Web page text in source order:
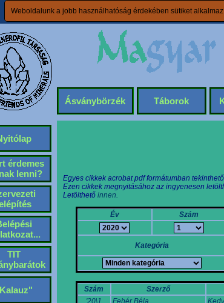
Weboldalunk a jobb használhatóság érdekében sütiket
Ásványbörzék Táborok
érdemes
lenni?
TIT
Egyes cikkek acrobat pdf formátumban
Ezen cikkek megnyitásához az ingyenesen
Letölthető innen.
Év Szám
Kategória
Szám Szerző
'20\1
Fehér Béla